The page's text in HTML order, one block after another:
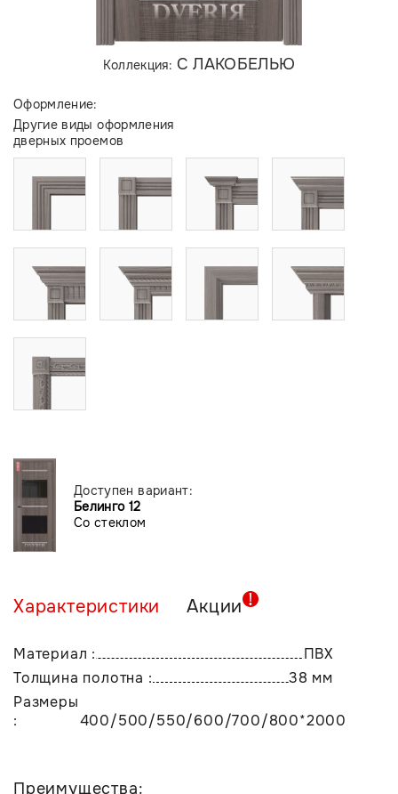
Коллекция: С ЛАКОБЕЛЬЮ
Оформление:
Другие виды оформления
дверных проемов
Доступен вариант:
Белинго 12
Со стеклом
Характеристики Акции
Материал :
ПВХ
Толщина полотна :
38 мм
Размеры
:
400/500/550/600/700/800*2000
Преимущества: